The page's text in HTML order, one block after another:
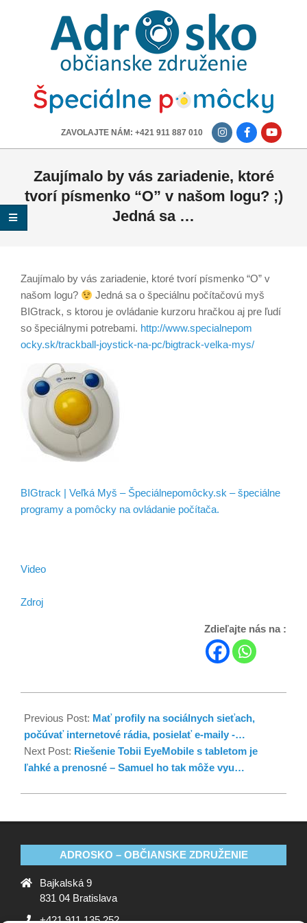
ADROSKO
OBČIANSKE
ZDRUŽENIE
ZAVOLAJTE NÁM: +421 911 887 010
Zaujímalo by vás zariadenie, ktoré
tvorí písmenko “O” v našom logu? ;)
Jedná sa …
Zaujímalo by vás zariadenie, ktoré tvorí písmenko “O” v
našom logu?
Jedná sa o špeciálnu počítačovú myš
BIGtrack, s ktorou je ovládanie kurzoru hračkou aj pre ľudí
so špeciálnymi potrebami. http://www.specialnepom
ocky.sk/trackball-joystick-na-pc/bigtrack-velka-mys/
BIGtrack | Veľká Myš – Špeciálnepomôcky.sk – špeciálne
programy a pomôcky na ovládanie počítača.
Video
Zdroj
Zdieľajte nás na :
Previous Post: Mať profily na sociálnych sieťach,
počúvať internetové rádia, posielať e-maily -…
Next Post: Riešenie Tobii EyeMobile s tabletom je
ľahké a prenosné – Samuel ho tak môže vyu…
ADROSKO – OBČIANSKE ZDRUŽENIE
Bajkalská 9
831 04 Bratislava
+421 911 135 252